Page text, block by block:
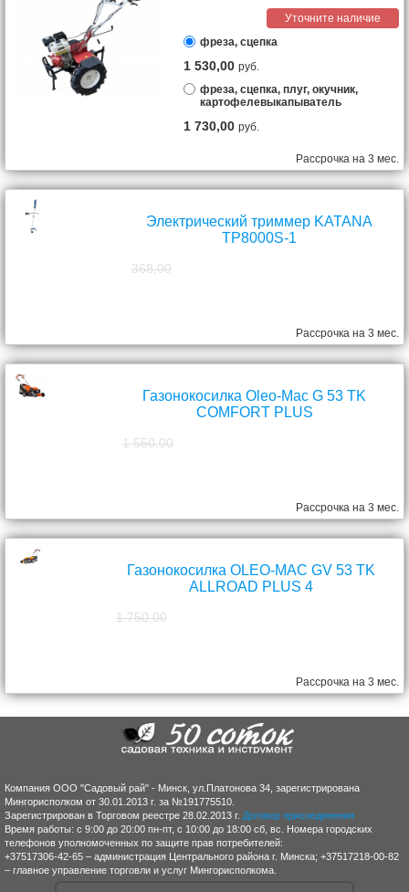
Уточните наличие
фреза, сцепка
1 530,00руб.
фреза, сцепка, плуг, окучник,
картофелевыкапыватель
1 730,00руб.
Рассрочка на 3 мес.
Электрический триммер KATANA
TP8000S-1
368,00
Рассрочка на 3 мес.
Газонокосилка Oleo-Mac G 53 TK
COMFORT PLUS
1 550,00
Рассрочка на 3 мес.
Газонокосилка OLEO-MAC GV 53 TK
ALLROAD PLUS 4
1 750,00
Рассрочка на 3 мес.
Компания ООО "Садовый рай" - Минск, ул.Платонова 34, зарегистрирована
Мингорисполком от 30.01.2013 г. за №191775510.
Зарегистрирован в Торговом реестре 28.02.2013 г. Договор присоединения
Время работы: с 9:00 до 20:00 пн-пт, с 10:00 до 18:00 сб, вс. Номера городских
телефонов уполномоченных по защите прав потребителей:
+37517306-42-65 – администрация Центрального района г. Минска; +37517218-00-82
– главное управление торговли и услуг Мингорисполкома.